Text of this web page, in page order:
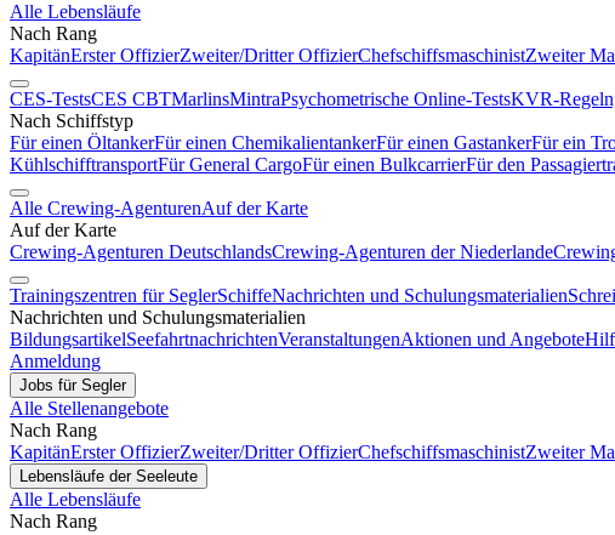
Alle Lebensläufe
Nach Rang
KapitänErster OffizierZweiter/Dritter OffizierChefschiffsmaschinistZweiter
CES-TestsCES CBTMarlinsMintraPsychometrische Online-TestsKVR-
Nach Schiffstyp
Für einen ÖltankerFür einen ChemikalientankerFür einen GastankerFür ein
KühlschifftransportFür General CargoFür einen BulkcarrierFür den
Alle Crewing-AgenturenAuf der Karte
Auf der Karte
Crewing-Agenturen DeutschlandsCrewing-Agenturen der Niederlande
Trainingszentren für SeglerSchiffeNachrichten und Schulungsmaterialien
Nachrichten und Schulungsmaterialien
BildungsartikelSeefahrtnachrichtenVeranstaltungenAktionen und Angebote
Anmeldung
Jobs für Segler
Alle Stellenangebote
Nach Rang
KapitänErster OffizierZweiter/Dritter OffizierChefschiffsmaschinistZweiter
Lebensläufe der Seeleute
Alle Lebensläufe
Nach Rang